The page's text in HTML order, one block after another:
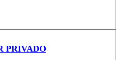
PRIVADO